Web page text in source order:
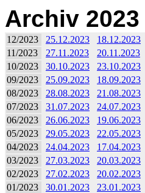
Archiv 2023
12/2023 25.12.2023 18.12.2023
11/2023
27.11.2023 20.11.2023
10/2023
30.10.2023 23.10.2023
09/2023
25.09.2023 18.09.2023
08/2023
28.08.2023 21.08.2023
07/2023
31.07.2023 24.07.2023
06/2023
26.06.2023 19.06.2023
05/2023
29.05.2023 22.05.2023
04/2023
24.04.2023 17.04.2023
03/2023
27.03.2023 20.03.2023
02/2023
27.02.2023 20.02.2023
01/2023
30.01.2023 23.01.2023